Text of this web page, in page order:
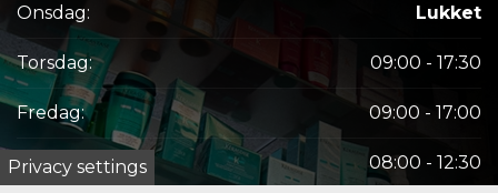
Onsdag: Lukket
Torsdag: 09:00 - 17:30
Fredag: 09:00 - 17:00
Lørdag: 08:00 - 12:30
Privacy settings